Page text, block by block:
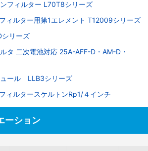
フィルター L70T8シリーズ
ィルター用第1エレメント T12009シリーズ
シリーズ
タ 二次電池対応 25A-AFF-D・AM-D・
ュール LLB3シリーズ
ィルタースケルトンRp1/４インチ
ーション